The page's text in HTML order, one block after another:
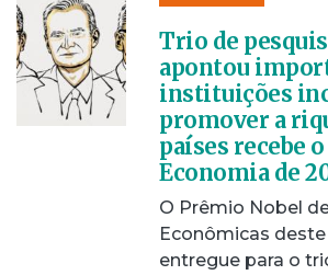
Trio de
apontou
instituições
promover a
países recebe
Economia de
O Prêmio Nobel
Econômicas
entregue para o